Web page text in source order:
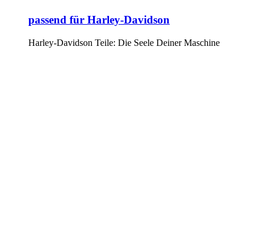
passend für Harley-Davidson
Harley-Davidson Teile: Die Seele Deiner Maschine